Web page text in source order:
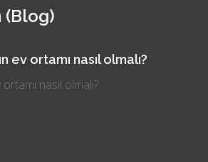
(Blog)
ev ortamı nasıl olmalı?
nasıl olmalı?